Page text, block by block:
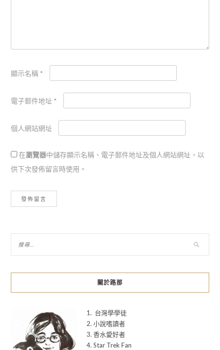
顯示名稱 *
電子郵件地址 *
個人網站網址
在瀏覽器中儲存顯示名稱、電子郵件地址及個人網站網址，以
供下次發佈留言時使用。
關於路那
1. 台灣學學徒
2. 小說嗜讀者
3. 香水愛好者
4. Star Trek Fan